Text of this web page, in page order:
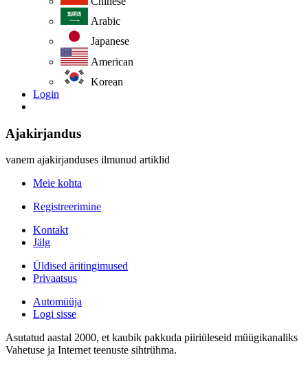
Arabic
Japanese
American
Korean
Login
Ajakirjandus
vanem ajakirjanduses ilmunud artiklid
Meie kohta
Registreerimine
Kontakt
Jälg
Üldised äritingimused
Privaatsus
Automüüja
Logi sisse
Asutatud aastal 2000, et kaubik pakkuda piiriüleseid müügikanaliks
Vahetuse ja Internet teenuste sihtrühma.